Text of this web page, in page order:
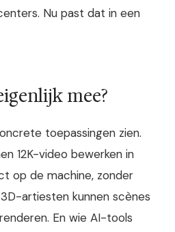
Nu past dat in een
mee?
toepassingen zien.
12K-video bewerken in
op de machine, zonder
artiesten kunnen scènes
En wie AI-tools